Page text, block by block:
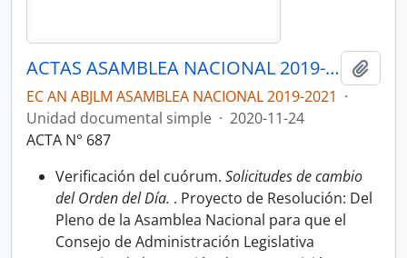
ACTAS ASAMBLEA NACIONAL 2019-2021
EC AN ABJLM ASAMBLEA NACIONAL 2019-2021 ·
Unidad documental simple · 2020-11-24
ACTA N° 687
Verificación del cuórum. Solicitudes de cambio
del Orden del Día. . Proyecto de Resolución: Del
Pleno de la Asamblea Nacional para que el
Consejo de Administración Legislativa